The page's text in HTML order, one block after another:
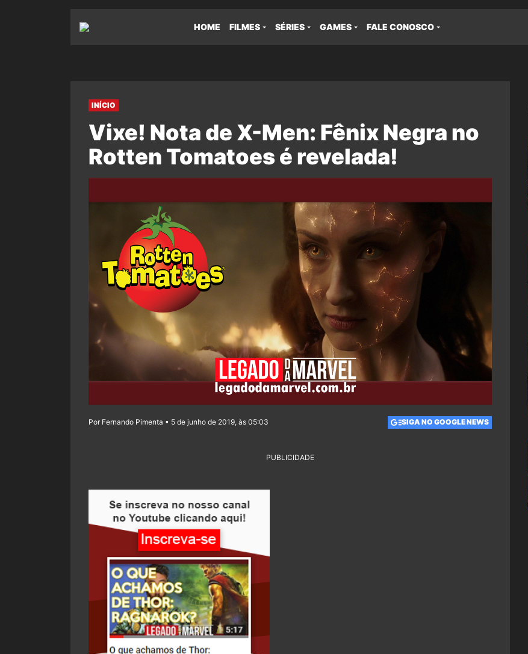
HOME FILMES SÉRIES GAMES FALE CONOSCO
INÍCIO
Vixe! Nota de X-Men: Fênix Negra no
Rotten Tomatoes é revelada!
Por Fernando Pimenta • 5 de junho de 2019, às 05:03 SIGA NO GOOGLE NEWS
PUBLICIDADE